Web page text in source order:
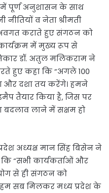
पूर्ण अनुशासन के साथ
व नेता श्रीमती
कराते हुए संगठन को
में मुख्य रूप से
डॉ. अतुल मलिकराम ने
हुए कहा कि “अगले 100
और दशा तय करेंगे। हमने
तैयार किया है, जिस पर
लाने में सक्षम हो
अध्यक्ष मान सिंह बिसेन ने
“सभी कार्यकर्ताओं और
से ही संगठन को
सब मिलकर मध्य प्रदेश के